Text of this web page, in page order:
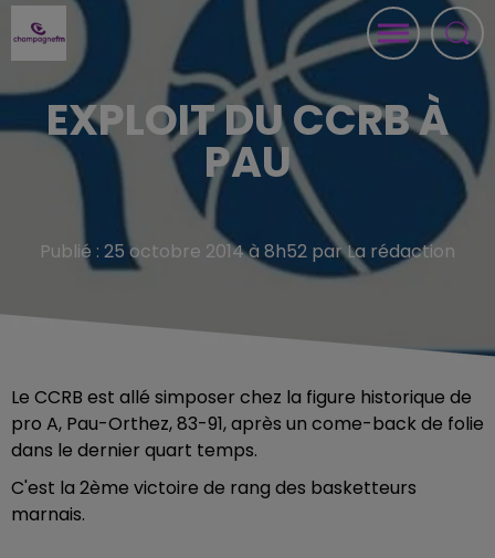
EXPLOIT DU CCRB À
PAU
Publié : 25 octobre 2014 à 8h52 par La rédaction
Le CCRB est allé simposer chez la figure historique de
pro A, Pau-Orthez, 83-91, après un come-back de folie
dans le dernier quart temps.
C'est la 2ème victoire de rang des basketteurs
marnais.